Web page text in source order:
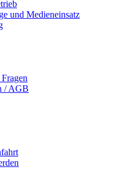
und Medieneinsatz
/ AGB